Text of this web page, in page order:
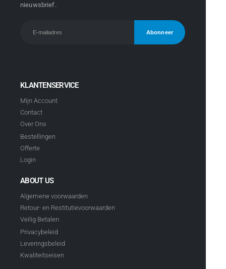
nieuwsbrief.
KLANTENSERVICE
Mijn Account
Contact
Over Ons
Bestellingen
Offerte
Login
ABOUT US
Algemene voorwaarden
Retour- en Restitutievoorwaarden
Veilig Betalen
Privacybeleid
Leveringsbeleid
Kwaliteitseisen